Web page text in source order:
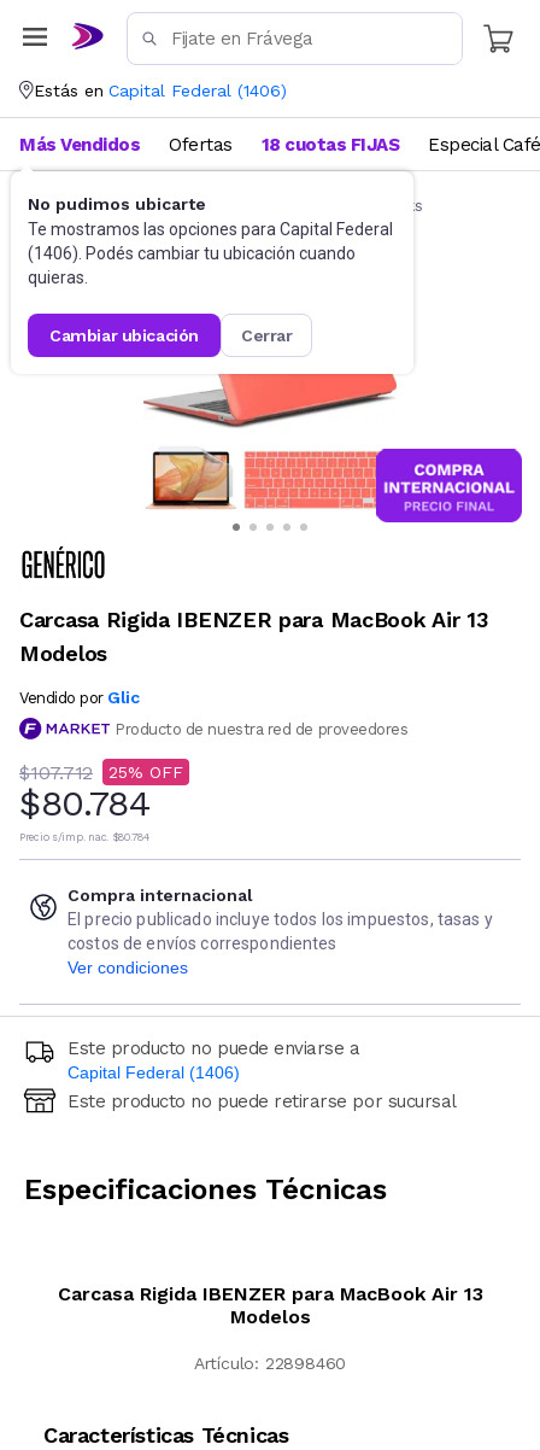
Estás en Capital Federal (1406)
No pudimos ubicarte
Te mostramos las opciones para Capital Federal
(1406). Podés cambiar tu ubicación cuando
quieras.
cambiar ubicación cerrar
Más Vendidos Ofertas 18 cuotas FIJAS Especial Café
Accesorios de Informática Funda Notebooks
Carcasa Rigida IBENZER para MacBook Air 13
Modelos
Vendido por Glic
Producto de nuestra red de proveedores
$107.712 25
$80.784
Precio s/imp. nac. $80.784
Compra internacional
El precio publicado incluye todos los impuestos, tasas y
costos de envíos correspondientes
Ver condiciones
Este producto no puede enviarse a
Capital Federal (1406)
Ingresá código postal (sólo números)
Este producto no puede retirarse por sucursal
Especificaciones Técnicas
Carcasa Rigida IBENZER para MacBook Air 13
Modelos
Artículo: 22898460
Características Técnicas